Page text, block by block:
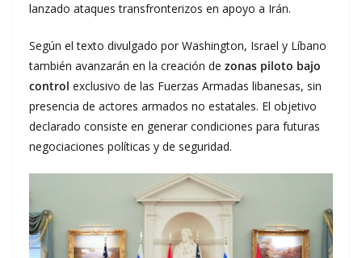
lanzado ataques transfronterizos en apoyo a Irán.
Según el texto divulgado por Washington, Israel y Líbano
también avanzarán en la creación de zonas piloto bajo
control exclusivo de las Fuerzas Armadas libanesas, sin
presencia de actores armados no estatales. El objetivo
declarado consiste en generar condiciones para futuras
negociaciones políticas y de seguridad.